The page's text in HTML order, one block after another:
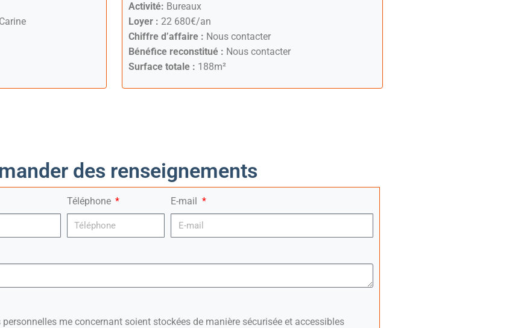
Activité: Bureaux
Loyer : 22 680€/an
Chiffre d’affaire : Nous contacter
Bénéfice reconstitué : Nous contacter
Surface totale : 188m²
des renseignements
Téléphone E-mail
me concernant soient stockées de manière sécurisée et accessibles